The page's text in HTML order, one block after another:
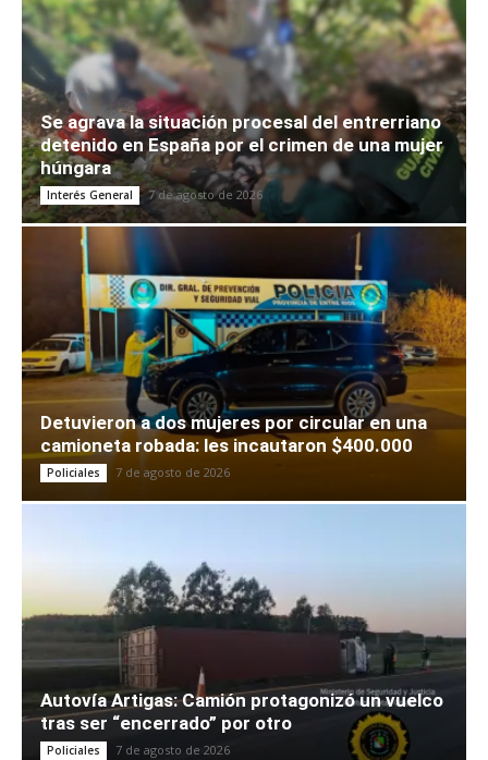
Se agrava la situación procesal del entrerriano
detenido en España por el crimen de una mujer
húngara
Interés General 7 de agosto de 2026
Detuvieron a dos mujeres por circular en una
camioneta robada: les incautaron $400.000
Policiales 7 de agosto de 2026
Autovía Artigas: Camión protagonizó un vuelco
tras ser “encerrado” por otro
Policiales 7 de agosto de 2026